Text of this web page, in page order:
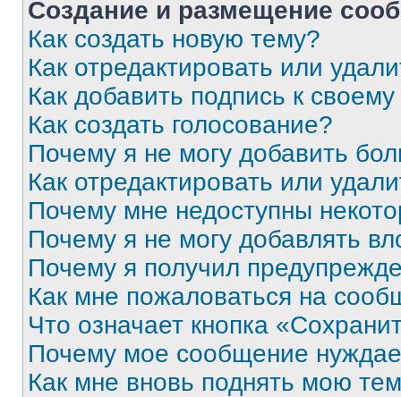
Создание и размещение
Как создать новую тему?
Как отредактировать или
Как добавить подпись к
Как создать голосование?
Почему я не могу добавить
Как отредактировать или
Почему мне недоступны
Почему я не могу добавлять
Почему я получил
Как мне пожаловаться на
Что означает кнопка
Почему мое сообщение
Как мне вновь поднять мою